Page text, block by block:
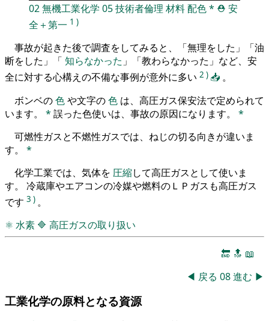
02無機工業化学 05技術者倫理 材料配色* ⛑️ 安
全＋第一 1 )
事故が起きた後で調査をしてみると、「無理をした」「油
断をした」「 知らなかった 」「教わらなかった」など、安
全に対する心構えの不備な事例が意外に多い 2 ) 📥 。
ボンベの色や文字の色 は、高圧ガス保安法で定められて
います。 * 誤った色使いは、事故の原因になります。 *
可燃性ガスと不燃性ガスでは、ねじの切る向きが違いま
す。 *
化学工業では、気体を 圧縮して高圧ガスとして使いま
す。 冷蔵庫やエアコンの冷媒や燃料のＬＰガスも高圧ガス
です 3 ) 。
⚛ 水素 🔷 高圧ガスの取り扱い
🔚 🔝 📖
◀ 戻る 08進む ▶
工業化学の原料となる資源